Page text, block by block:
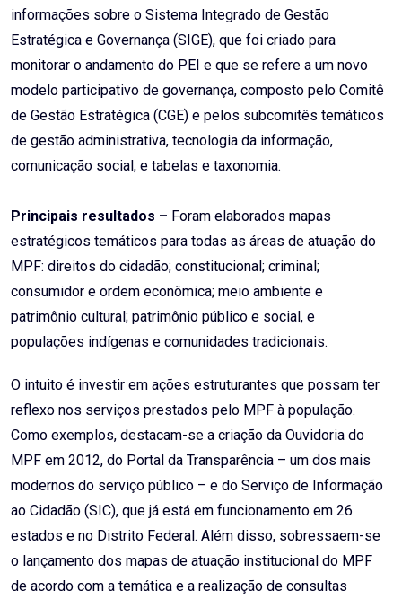
informações sobre o Sistema Integrado de Gestão
Estratégica e Governança (SIGE), que foi criado para
monitorar o andamento do PEI e que se refere a um novo
modelo participativo de governança, composto pelo Comitê
de Gestão Estratégica (CGE) e pelos subcomitês temáticos
de gestão administrativa, tecnologia da informação,
comunicação social, e tabelas e taxonomia.
Principais resultados – Foram elaborados mapas
estratégicos temáticos para todas as áreas de atuação do
MPF: direitos do cidadão; constitucional; criminal;
consumidor e ordem econômica; meio ambiente e
patrimônio cultural; patrimônio público e social, e
populações indígenas e comunidades tradicionais.
O intuito é investir em ações estruturantes que possam ter
reflexo nos serviços prestados pelo MPF à população.
Como exemplos, destacam-se a criação da Ouvidoria do
MPF em 2012, do Portal da Transparência – um dos mais
modernos do serviço público – e do Serviço de Informação
ao Cidadão (SIC), que já está em funcionamento em 26
estados e no Distrito Federal. Além disso, sobressaem-se
o lançamento dos mapas de atuação institucional do MPF
de acordo com a temática e a realização de consultas